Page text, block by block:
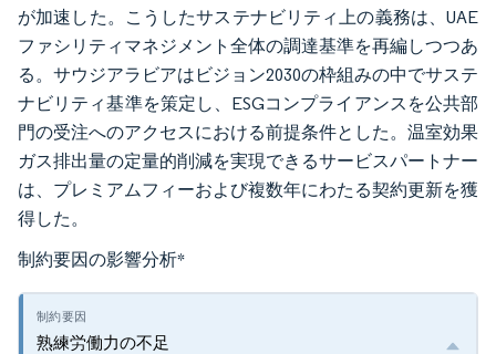
が加速した。こうしたサステナビリティ上の義務は、UAE
ファシリティマネジメント全体の調達基準を再編しつつあ
る。サウジアラビアはビジョン2030の枠組みの中でサステ
ナビリティ基準を策定し、ESGコンプライアンスを公共部
門の受注へのアクセスにおける前提条件とした。温室効果
ガス排出量の定量的削減を実現できるサービスパートナー
は、プレミアムフィーおよび複数年にわたる契約更新を獲
得した。
制約要因の影響分析*
熟練労働力の不足